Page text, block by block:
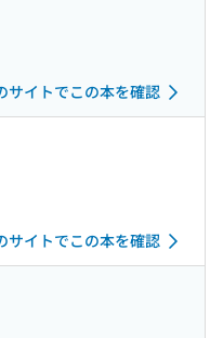
サイトでこの本を確認
サイトでこの本を確認